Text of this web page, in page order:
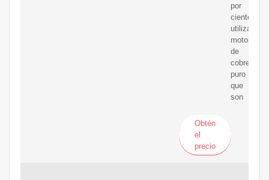
por
ciento.
utiliza
motores
de
cobre
puro
que
son
Obtén
el
precio